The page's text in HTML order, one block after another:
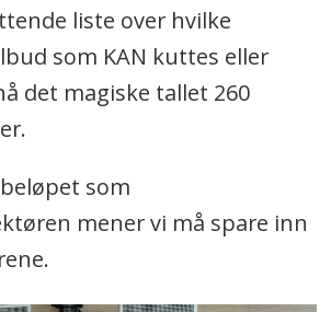
liste over hvilke
som KAN kuttes eller
det magiske tallet 260
som
mener vi må spare inn